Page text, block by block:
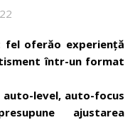
fel oferăo experiență
într-un format
auto-level, auto-focus
ajustarea